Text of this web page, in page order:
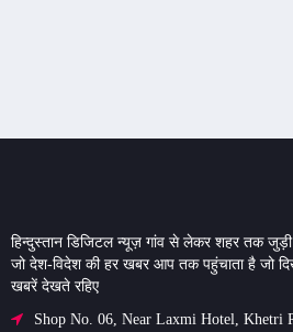
हिन्दुस्तान डिजिटल न्यूज़ गांव से लेकर शहर तक
जो देश-विदेश की हर खबर आप तक पहुंचाता है जो
खबरें देखते रहिए
Shop No. 06, Near Laxmi Hotel, Khetri